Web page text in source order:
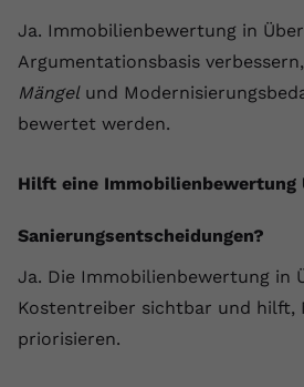
Ja. Immobilienbewertung in
Argumentationsbasis
Mängelund
bewertet werden.
Hilft eine Immobilienbewertung
Sanierungsentscheidungen?
Ja. Die Immobilienbewertung in
Kostentreiber sichtbar und hilft,
priorisieren.